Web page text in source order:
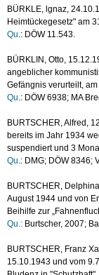
BÜRKLE, lgnaz,
Heimtückegesetz" am
Qu .: DÖW 11.543.
BÜRKLIN, Otto,
angeblicher
Gefängnis verurteilt,
Qu .: DÖW 6938; MA
BURTSCHER, Alfred,
bereits im Jahr 1934
suspendiert und 3
Qu .: DMG; DÖW 8346;
BURTSCHER,
August 1944 und von
Beihilfe zur
Qu.:Burtscher, 2007;
BURTSCHER, Franz
15.10.1943 und vom